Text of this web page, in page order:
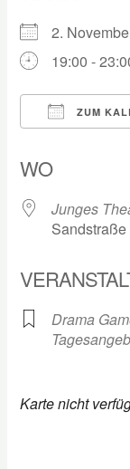
2.
19:00 -
ZUM
WO
Junges
Drama
Karte nicht